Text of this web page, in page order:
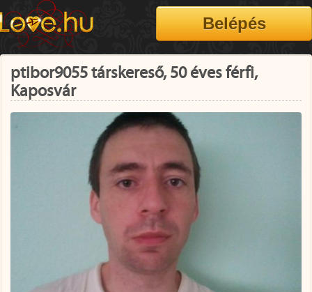
ptibor9055 társkereső, 50 éves férfi,
Kaposvár